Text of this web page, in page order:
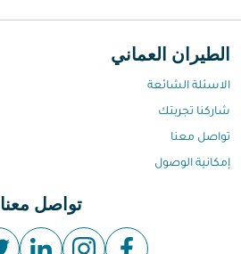
الطيران العماني
الاسئلة الشائعة
شاركنا تجربتك
تواصل معنا
إمكانية الوصول
تواصل معنا